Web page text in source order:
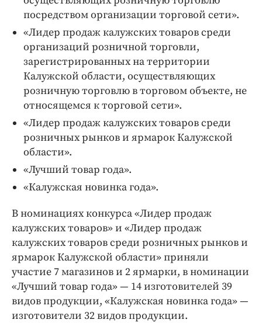
посредством организации торговой сети».
«Лидер продаж калужских товаров среди
организаций розничной торговли,
зарегистрированных на территории
Калужской области, осуществляющих
розничную торговлю в торговом объекте, не
относящемся к торговой сети».
«Лидер продаж калужских товаров среди
розничных рынков и ярмарок Калужской
области».
«Лучший товар года».
«Калужская новинка года».
В номинациях конкурса «Лидер продаж
калужских товаров» и «Лидер продаж
калужских товаров среди розничных рынков и
ярмарок Калужской области» приняли
участие 7 магазинов и 2 ярмарки, в номинации
«Лучший товар года» — 14 изготовителей 39
видов продукции, «Калужская новинка года» —
изготовители 32 видов продукции.